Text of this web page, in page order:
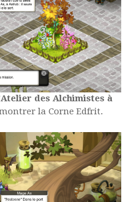
Atelier des Alchimistes à
la Corne Edfrit.